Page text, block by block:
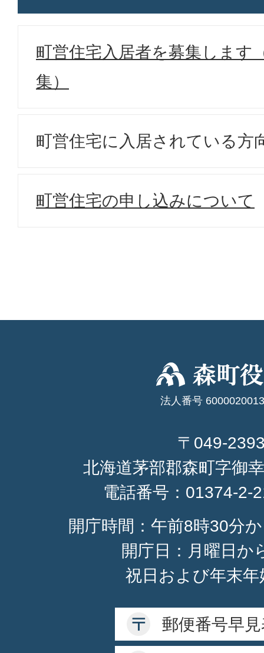
町営住宅入居者を募集します
集）
町営住宅に入居されている方
町営住宅の申し込みについて
法人番号
〒049-
北海道茅部郡森町字御
電話番号： 01374-2-
開庁時間：午前8時30分
開庁日：月曜日か
祝日および年末
郵便番号早